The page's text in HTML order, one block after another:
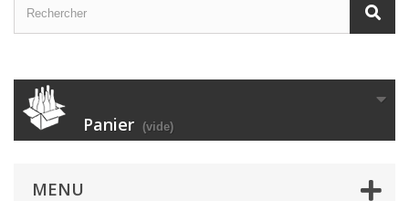
Panier (vide)
MENU